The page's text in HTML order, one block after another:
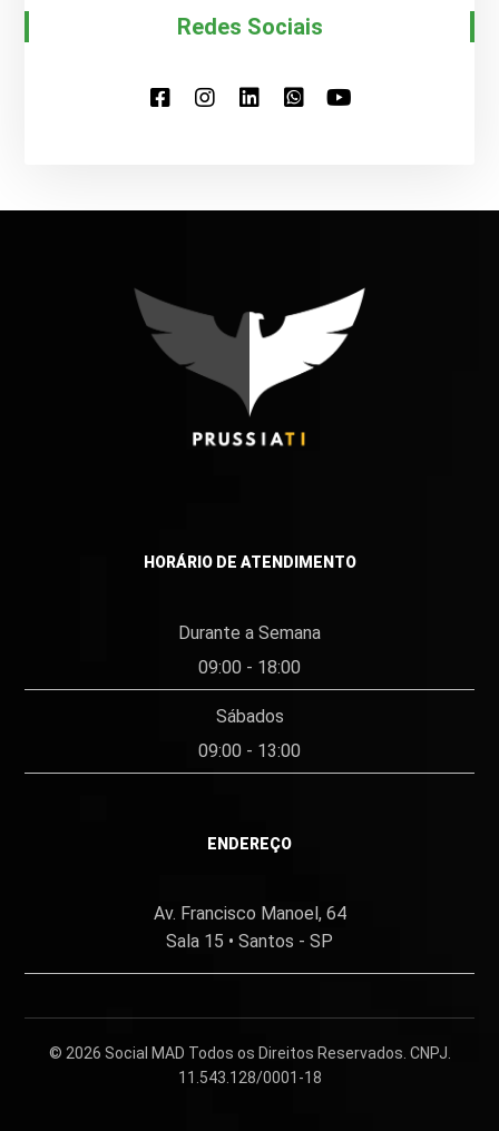
Redes Sociais
HORÁRIO DE ATENDIMENTO
Durante a Semana
09:00 - 18:00
Sábados
09:00 - 13:00
ENDEREÇO
Av. Francisco Manoel, 64
Sala 15 • Santos - SP
© 2026 Social MAD Todos os Direitos Reservados. CNPJ.
11.543.128/0001-18